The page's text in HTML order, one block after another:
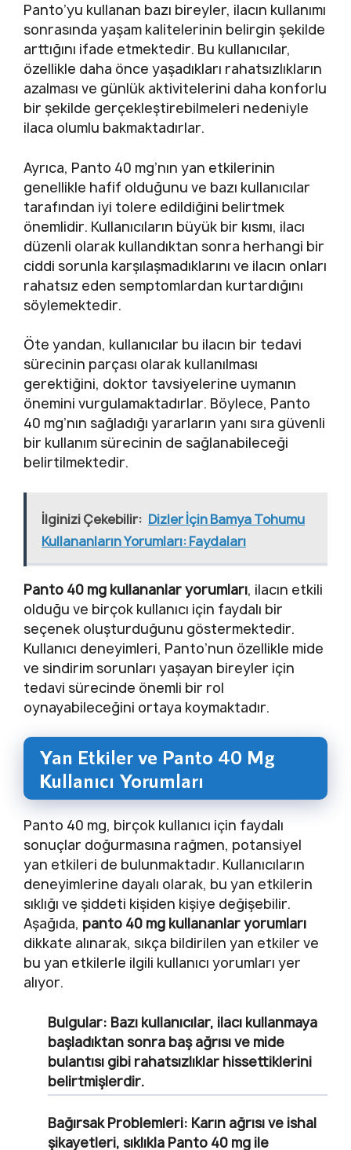
Panto’yu kullanan bazı bireyler, ilacın kullanımı
sonrasında yaşam kalitelerinin belirgin şekilde
arttığını ifade etmektedir. Bu kullanıcılar,
özellikle daha önce yaşadıkları rahatsızlıkların
azalması ve günlük aktivitelerini daha konforlu
bir şekilde gerçekleştirebilmeleri nedeniyle
ilaca olumlu bakmaktadırlar.
Ayrıca, Panto 40 mg’nın yan etkilerinin
genellikle hafif olduğunu ve bazı kullanıcılar
tarafından iyi tolere edildiğini belirtmek
önemlidir. Kullanıcıların büyük bir kısmı, ilacı
düzenli olarak kullandıktan sonra herhangi bir
ciddi sorunla karşılaşmadıklarını ve ilacın onları
rahatsız eden semptomlardan kurtardığını
söylemektedir.
Öte yandan, kullanıcılar bu ilacın bir tedavi
sürecinin parçası olarak kullanılması
gerektiğini, doktor tavsiyelerine uymanın
önemini vurgulamaktadırlar. Böylece, Panto
40 mg’nın sağladığı yararların yanı sıra güvenli
bir kullanım sürecinin de sağlanabileceği
belirtilmektedir.
İlginizi Çekebilir: Dizler İçin Bamya Tohumu
Kullananların Yorumları: Faydaları
Panto 40 mg kullananlar yorumları, ilacın etkili
olduğu ve birçok kullanıcı için faydalı bir
seçenek oluşturduğunu göstermektedir.
Kullanıcı deneyimleri, Panto’nun özellikle mide
ve sindirim sorunları yaşayan bireyler için
tedavi sürecinde önemli bir rol
oynayabileceğini ortaya koymaktadır.
Yan Etkiler ve Panto 40 Mg
Kullanıcı Yorumları
Panto 40 mg, birçok kullanıcı için faydalı
sonuçlar doğurmasına rağmen, potansiyel
yan etkileri de bulunmaktadır. Kullanıcıların
deneyimlerine dayalı olarak, bu yan etkilerin
sıklığı ve şiddeti kişiden kişiye değişebilir.
Aşağıda, panto 40 mg kullananlar yorumları
dikkate alınarak, sıkça bildirilen yan etkiler ve
bu yan etkilerle ilgili kullanıcı yorumları yer
alıyor.
Bulgular: Bazı kullanıcılar, ilacı kullanmaya
başladıktan sonra baş ağrısı ve mide
bulantısı gibi rahatsızlıklar hissettiklerini
belirtmişlerdir.
Bağırsak Problemleri: Karın ağrısı ve ishal
şikayetleri, sıklıkla Panto 40 mg ile